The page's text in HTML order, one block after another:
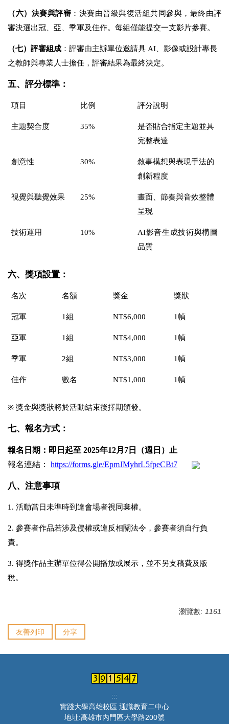
（六）決賽與評審 ：決賽由晉級與復活組共同參與，最終由評
審決選出冠、亞、季軍及佳作。每組僅能提交一支影片參賽。
（七）評審組成 ：評審由主辦單位邀請具 AI 、影像或設計專長
之教師與專業人士擔任，評審結果為最終決定。
五、評分標準：
項目 比例 評分說明
主題契合度 35%
是否貼合指定主題並具
完整表達
創意性 30%
敘事構想與表現手法的
創新程度
視覺與聽覺效果 25%
畫面、節奏與音效整體
呈現
技術運用 10% AI影音生成技術與構圖
品質
六、獎項設置：
名次 名額 獎金 獎狀
冠軍 1組 NT$6,000 1幀
亞軍 1組 NT$4,000 1幀
季軍 2組 NT$3,000 1幀
佳作 數名 NT$1,000 1幀
※ 獎金與獎狀將於活動結束後擇期頒發。
七、報名方式：
報名日期：即日起至 2025年12月 7 日（週日）止
報名連結：
https://forms.gle/EpmJMyhrL5fpeCBt7
八、注意事項
1. 活動當日未準時到達會場者視同棄權。
2. 參賽者作品若涉及侵權或違反相關法令，參賽者須自行負
責。
3. 得獎作品主辦單位得公開播放或展示，並不另支稿費及版
稅。
瀏覽數: 1161
友善列印 分享
:::
實踐大學高雄校區 通識教育二中心
地址:高雄市內門區大學路200號